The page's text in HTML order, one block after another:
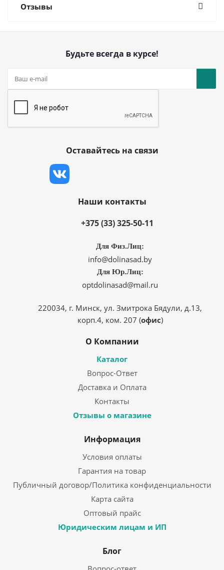
Отзывы
Будьте всегда в курсе!
Оставайтесь на связи
Наши контакты
+375 (33) 325-50-11
Для Физ.Лиц:
info@dolinasad.by
Для Юр.Лиц:
optdolinasad@mail.ru
220034, г. Минск, ул. Змитрока Бядули, д.13,
корп.4, ком. 207 (офис)
О Компании
Каталог
Вопрос-Ответ
Доставка и Оплата
Контакты
Отзывы о магазине
Информация
Условия оплаты
Гарантия на товар
Публичный договор/Политика конфиденциальности
Карта сайта
Оптовый прайс
Юридическим лицам и ИП
Блог